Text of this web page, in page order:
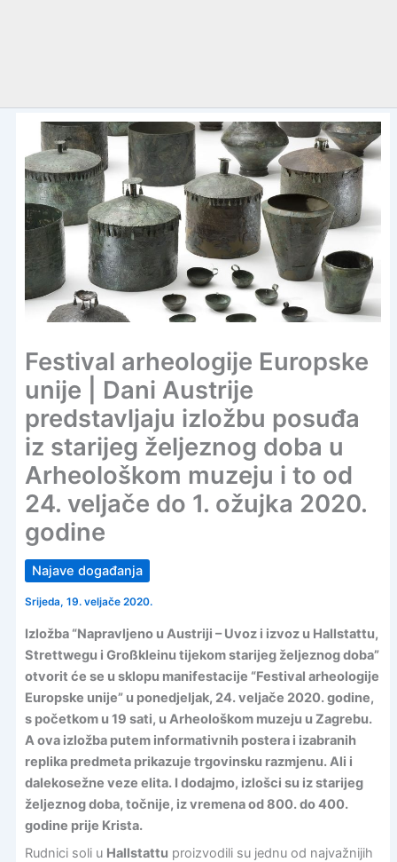
Festival arheologije Europske
unije | Dani Austrije
predstavljaju izložbu posuđa
iz starijeg željeznog doba u
Arheološkom muzeju i to od
24. veljače do 1. ožujka 2020.
godine
Najave događanja
Srijeda, 19. veljače 2020.
Izložba “Napravljeno u Austriji – Uvoz i izvoz u Hallstattu,
Strettwegu i Großkleinu tijekom starijeg željeznog doba”
otvorit će se u sklopu manifestacije “Festival arheologije
Europske unije” u ponedjeljak, 24. veljače 2020. godine,
s početkom u 19 sati, u Arheološkom muzeju u Zagrebu.
A ova izložba putem informativnih postera i izabranih
replika predmeta prikazuje trgovinsku razmjenu. Ali i
dalekosežne veze elita. I dodajmo, izlošci su iz starijeg
željeznog doba, točnije, iz vremena od 800. do 400.
godine prije Krista.
Rudnici soli u Hallstattu proizvodili su jednu od najvažnijih